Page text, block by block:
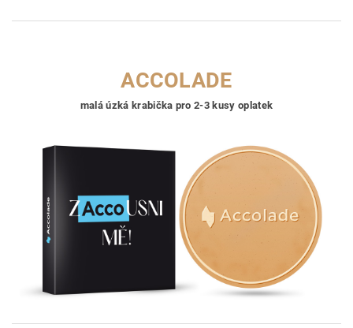
ACCOLADE
malá úzká krabička pro 2-3 kusy oplatek